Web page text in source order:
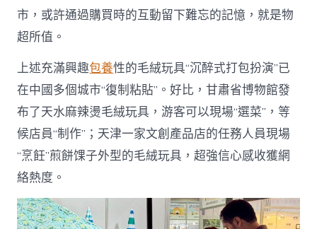
市，或許通過購買時的互動留下難忘的記憶，就是物
超所值。
上述充滿興趣包養性的毛絨玩具“沉醉式打包扮演”已
在中國多個城市“復制粘貼”。好比，甘肅省博物館發
布了天水麻辣燙毛絨玩具，游客可以現場“選菜”，等
候店員“制作”；天津一家文創產品店的任務人員現場
“烹飪”煎餅馃子外型的毛絨玩具，超強信心感收獲網
絡熱度。